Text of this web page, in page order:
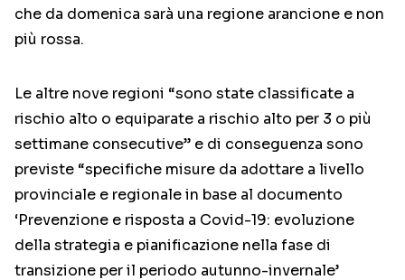
che da domenica sarà una regione arancione e non
più rossa.
Le altre nove regioni “sono state classificate a
rischio alto o equiparate a rischio alto per 3 o più
settimane consecutive” e di conseguenza sono
previste “specifiche misure da adottare a livello
provinciale e regionale in base al documento
‘Prevenzione e risposta a Covid-19: evoluzione
della strategia e pianificazione nella fase di
transizione per il periodo autunno-invernale’